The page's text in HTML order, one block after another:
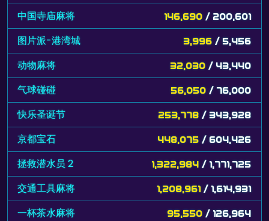
中国寺庙麻将 146,690 / 200,601
图片派-港湾城 3,996 / 5,456
动物麻将 32,030 / 43,440
气球碰碰 56,050 / 76,000
快乐圣诞节 253,778 / 343,928
京都宝石 448,075 / 604,426
拯救潜水员 2 1,322,984 / 1,771,725
交通工具麻将 1,208,961 / 1,614,931
一杯茶水麻将 95,550 / 126,964